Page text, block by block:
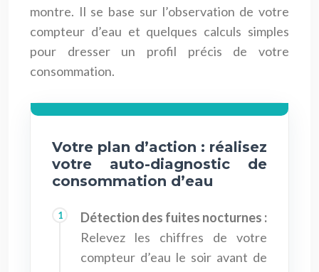
montre. Il se base sur l’observation de votre
compteur d’eau et quelques calculs simples
pour dresser un profil précis de votre
consommation.
Votre plan d’action : réalisez
votre auto-diagnostic de
consommation d’eau
Détection des fuites nocturnes :
Relevez les chiffres de votre
compteur d’eau le soir avant de